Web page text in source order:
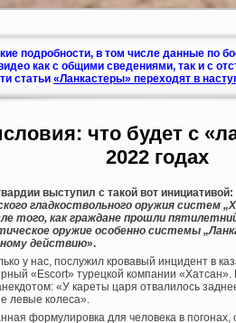
подробности, в том числе данные по
как с общими сведениями, так и с
статьи «Ланкастеры» переходят в
что будет с
2022 годах
выступил с такой вот инициативой:
гладкоствольного оружия систем
того, как граждане прошли
оружие особенно системы
действию».
у нас, послужил кровавый инцидент в
«Escort» турецкой компании «Хатсан».
«У кареты царя отвалилось
левые колеса».
формулировка для человека в